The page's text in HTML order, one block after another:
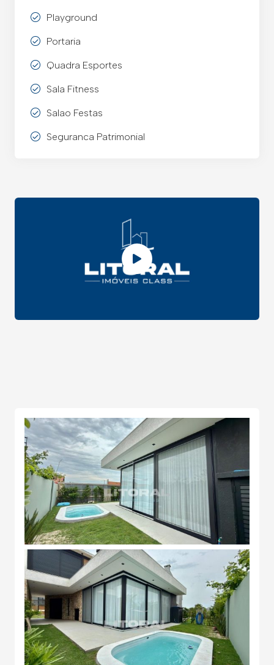
Playground
Portaria
Quadra Esportes
Sala Fitness
Salao Festas
Seguranca Patrimonial